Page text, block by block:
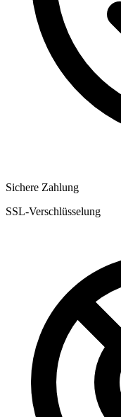
Sichere Zahlung
SSL-Verschlüsselung